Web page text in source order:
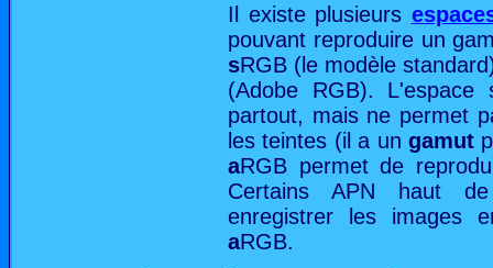
Il existe plusieurs
pouvant reproduire un
sRGB (le modèle
(Adobe RGB). L'espace
partout, mais ne permet
les teintes (il a un gamut
aRGB permet de
Certains APN haut
enregistrer les images
aRGB.